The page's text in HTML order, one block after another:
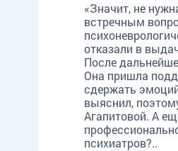
«Значит, не
встречным
отказали в
После
Она пришла
сдержать
выяснил,
Агапитовой. А
психиатров?..